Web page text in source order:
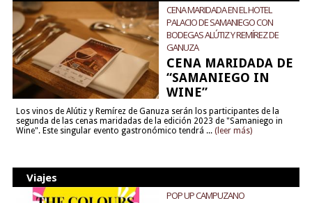
CENA MARIDADA EN EL HOTEL
PALACIO DE SAMANIEGO CON
BODEGAS ALÚTIZ Y REMÍREZ DE
GANUZA
CENA MARIDADA DE
“SAMANIEGO IN
WINE”
Los vinos de Alútiz y Remírez de Ganuza serán los participantes de la
segunda de las cenas maridadas de la edición 2023 de "Samaniego in
Wine". Este singular evento gastronómico tendrá ... (leer más)
Viajes
POP UP CAMPUZANO